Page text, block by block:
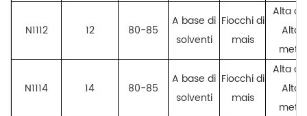
N1112 12 80-85
A base di
solventi
Fiocchi di
mais
Alta
N1114 14 80-85
A base di
solventi
Fiocchi di
mais
Alta